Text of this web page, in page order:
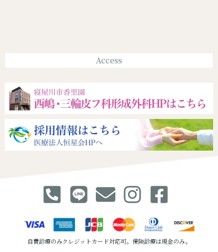
Access
自費診療のみクレジットカード対応可。保険診療は現金のみ。